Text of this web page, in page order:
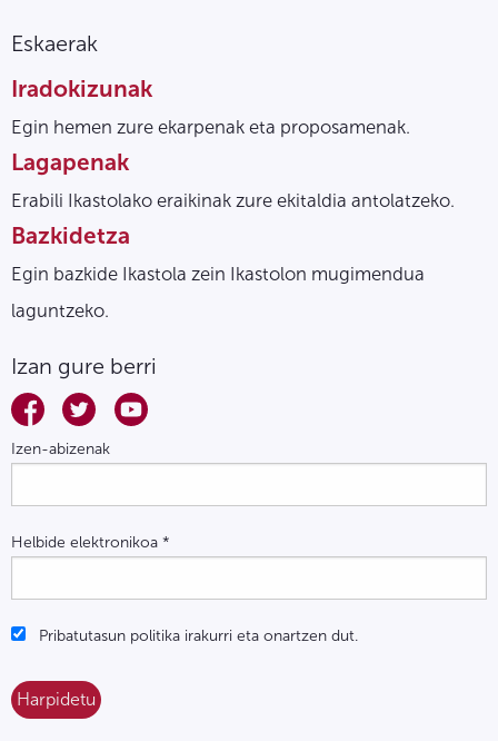
Eskaerak
Iradokizunak
Egin hemen zure ekarpenak eta proposamenak.
Lagapenak
Erabili Ikastolako eraikinak zure ekitaldia antolatzeko.
Bazkidetza
Egin bazkide Ikastola zein Ikastolon mugimendua
laguntzeko.
Izan gure berri
Izen-abizenak
Helbide elektronikoa *
Pribatutasun politika irakurri eta onartzen dut.